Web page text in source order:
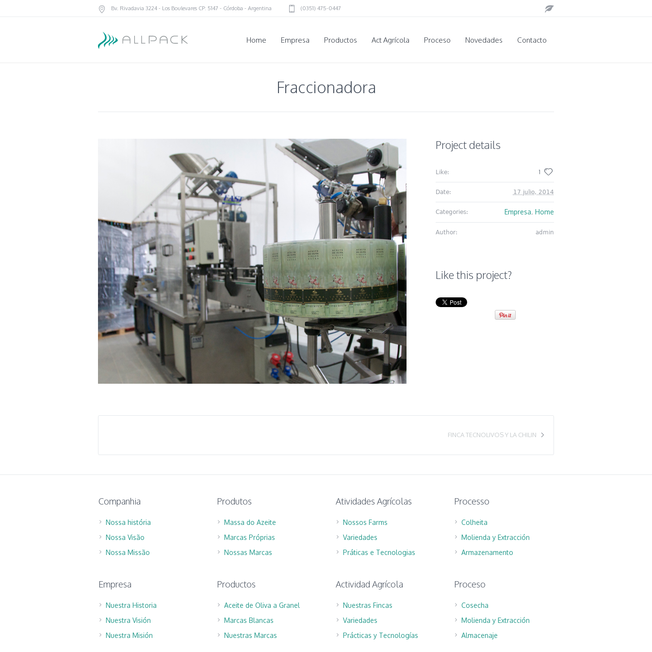
Bv. Rivadavia 3224 - Los Boulevares CP: 5147 - Córdoba - Argentina (0351) 475-0447
Home Empresa Productos Act Agrícola Proceso Novedades Contacto
Fraccionadora
Project details
Like: 1
Date: 17 julio, 2014
Categories: Empresa, Home
Author: admin
Like this project?
FINCA TECNOLIVOS Y LA CHILIN
Companhia
Nossa história
Nossa Visão
Nossa Missão
Produtos
Massa do Azeite
Marcas Próprias
Nossas Marcas
Atividades Agrícolas
Nossos Farms
Variedades
Práticas e Tecnologias
Processo
Colheita
Molienda y Extracción
Armazenamento
Empresa
Nuestra Historia
Nuestra Visión
Nuestra Misión
Productos
Aceite de Oliva a Granel
Marcas Blancas
Nuestras Marcas
Actividad Agrícola
Nuestras Fincas
Variedades
Prácticas y Tecnologías
Proceso
Cosecha
Molienda y Extracción
Almacenaje